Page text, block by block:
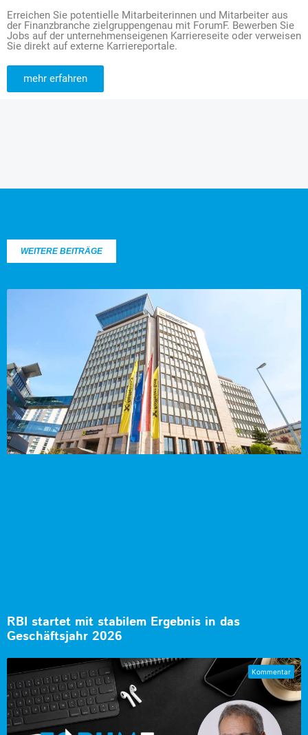
Erreichen Sie potentielle Mitarbeiterinnen und Mitarbeiter aus
der Finanzbranche zielgruppengenau mit ForumF. Bewerben Sie
Jobs auf der unternehmenseigenen Karriereseite oder verweisen
Sie direkt auf externe Karriereportale.
mehr erfahren
WEITERE BEITRÄGE
RBI startet mit stabilem Ergebnis in das
Geschäftsjahr 2026